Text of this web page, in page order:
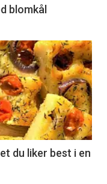
blomkål
du liker best i en